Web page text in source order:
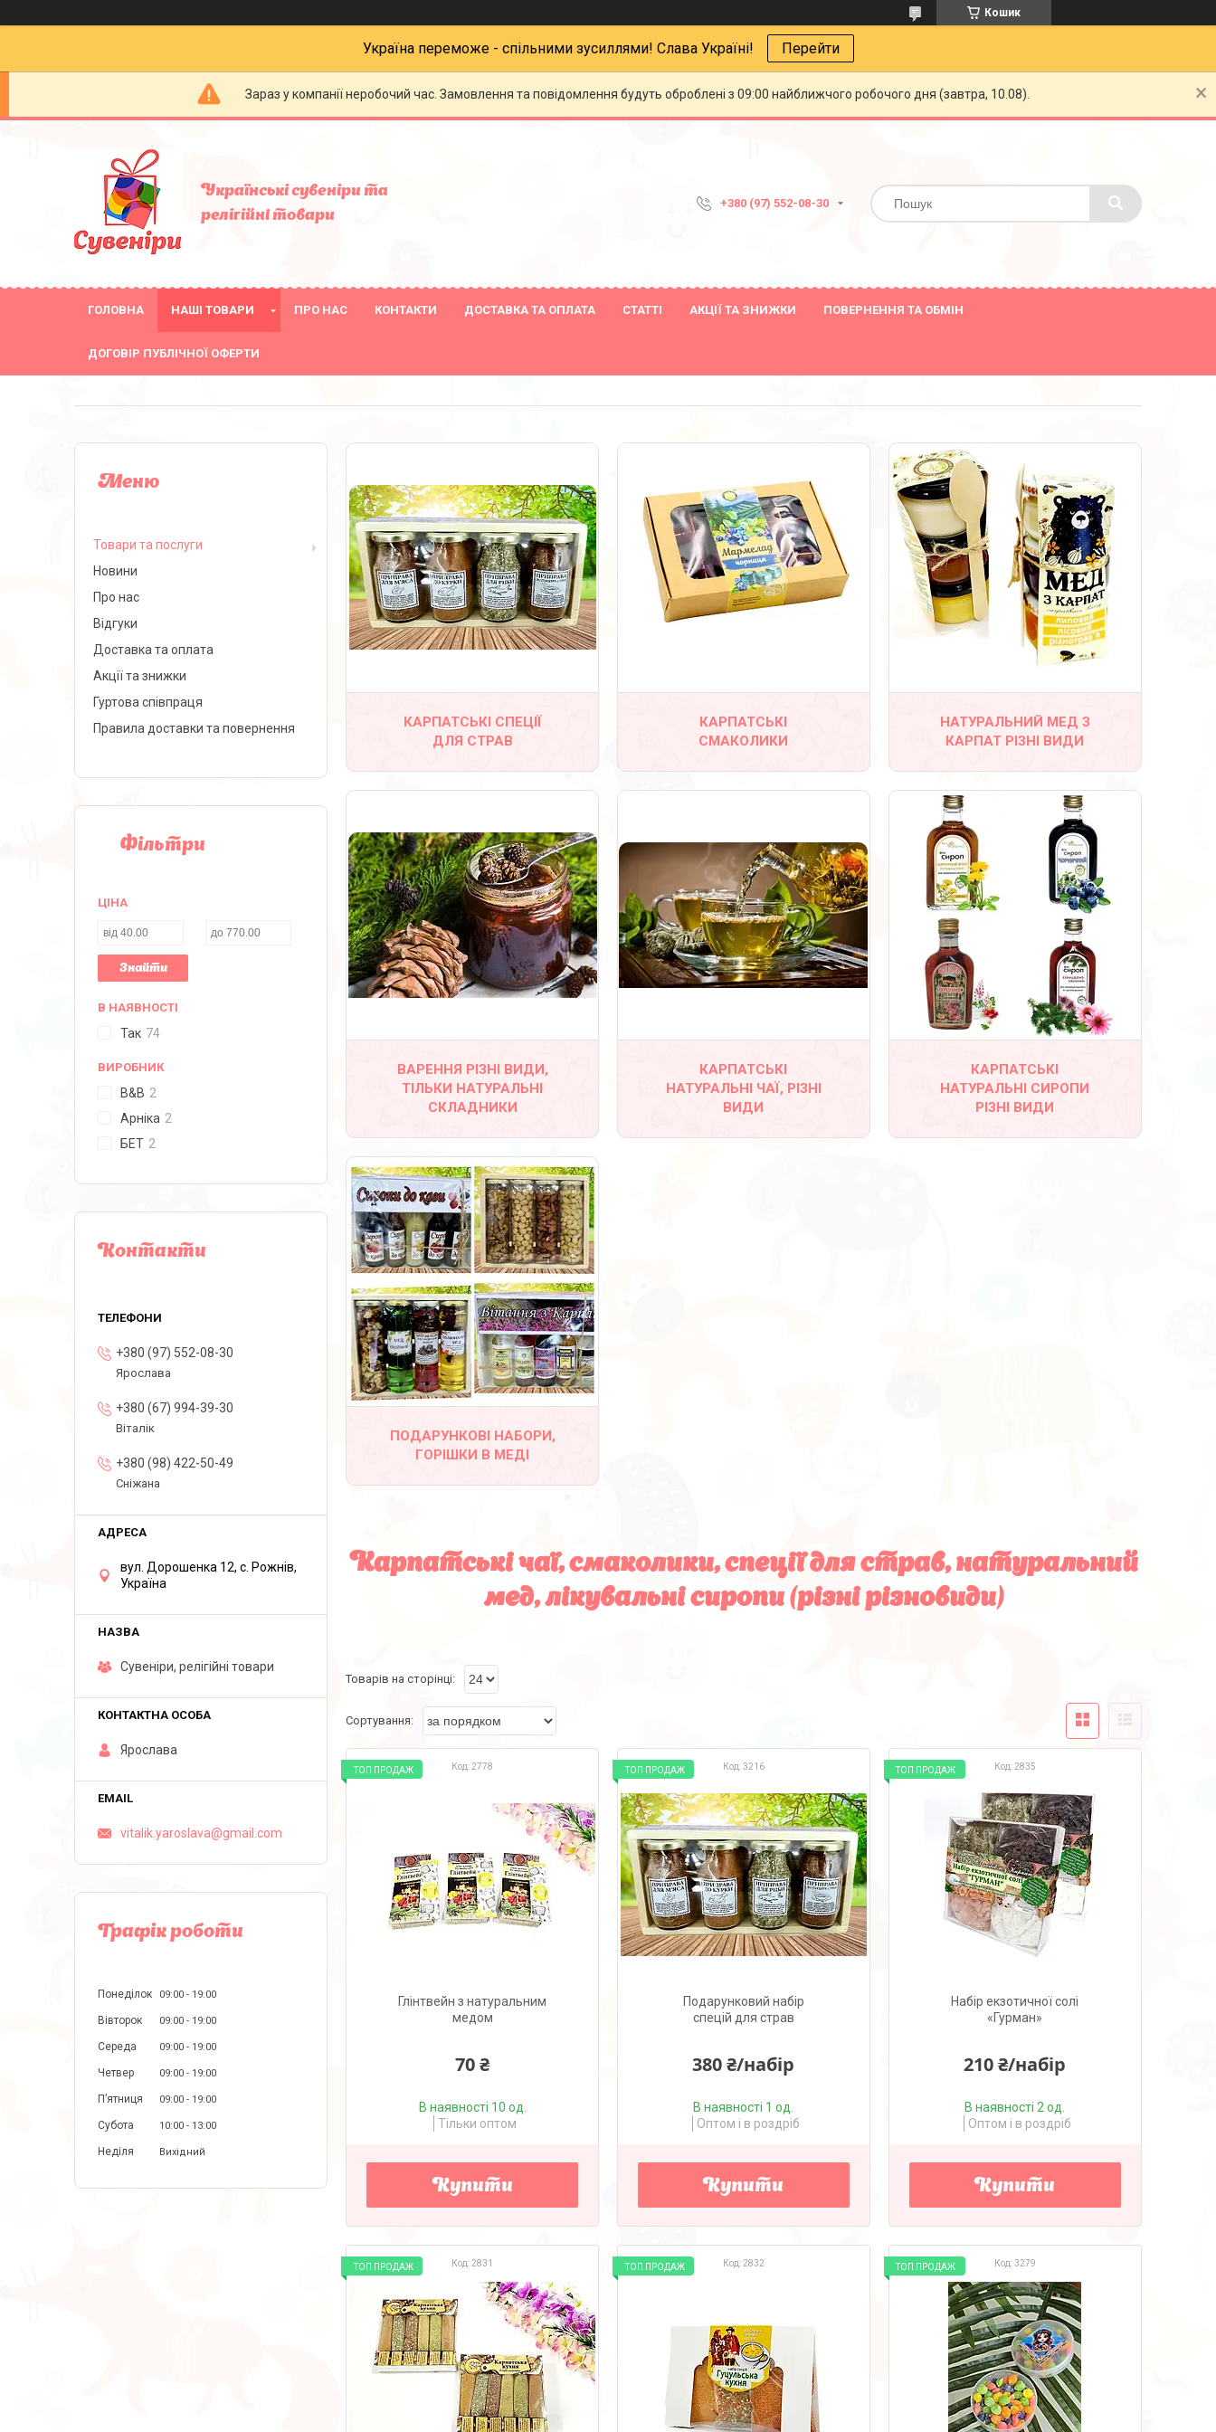
Кошик
Україна переможе - спільними зусиллями! Слава Україні! Перейти
Зараз у компанії неробочий час. Замовлення та повідомлення будуть оброблені з 09:00 найближчого робочого дня (завтра, 10.08).
Українські сувеніри та
релігійнi товари
+380 (97) 552-08-30
ГОЛОВНА НАШІ ТОВАРИ ПРО НАС КОНТАКТИ ДОСТАВКА ТА ОПЛАТА СТАТТІ АКЦІЇ ТА ЗНИЖКИ ПОВЕРНЕННЯ ТА ОБМІН
ДОГОВІР ПУБЛІЧНОЇ ОФЕРТИ
КАРПАТСЬКІ СПЕЦІЇ
ДЛЯ СТРАВ
КАРПАТСЬКІ
СМАКОЛИКИ
НАТУРАЛЬНИЙ МЕД З
КАРПАТ РІЗНІ ВИДИ
14
ВАРЕННЯ РІЗНІ ВИДИ,
ТІЛЬКИ НАТУРАЛЬНІ
СКЛАДНИКИ
44
КАРПАТСЬКІ
НАТУРАЛЬНІ ЧАЇ, РІЗНІ
ВИДИ
39
КАРПАТСЬКІ
НАТУРАЛЬНІ СИРОПИ
РІЗНІ ВИДИ
19
ПОДАРУНКОВІ НАБОРИ,
ГОРІШКИ В МЕДІ
Карпатські чаї, смаколики, спеції для страв, натуральний
мед, лікувальні сиропи (різні різновиди)
2778
ТОП ПРОДАЖ
Глінтвейн з натуральним
медом
70 ₴
В наявності 10 од.
Тільки оптом
Купити
3216
ТОП ПРОДАЖ
Подарунковий набір
спецій для страв
380 ₴/набір
В наявності 1 од.
Оптом і в роздріб
Купити
2835
ТОП ПРОДАЖ
Набір екзотичної солі
«Гурман»
210 ₴/набір
В наявності 2 од.
Оптом і в роздріб
Купити
2831
ТОП ПРОДАЖ 2832
ТОП ПРОДАЖ 3279
ТОП ПРОДАЖ
Товари та послуги
Новини
Про нас
Відгуки
Доставка та оплата
Акції та знижки
Гуртова співпраця
Правила доставки та повернення
Фільтри
ЦІНА
Знайти
В НАЯВНОСТІ
Так 74
ВИРОБНИК
B&B 2
Арніка 2
БЕТ 2
Контакти
+380 (97) 552-08-30
Ярослава
+380 (67) 994-39-30
Віталік
+380 (98) 422-50-49
Сніжана
вул. Дорошенка 12, с. Рожнів,
Україна
Сувеніри, релігійні товари
Ярослава
vitalik.yaroslava@gmail.com
Графік роботи
Понеділок 09:00 19:00
Вівторок 09:00 19:00
Середа 09:00 19:00
Четвер 09:00 19:00
Пʼятниця 09:00 19:00
Субота 10:00 13:00
Неділя Вихідний